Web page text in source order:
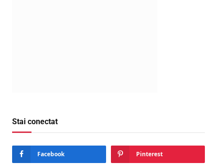
Stai conectat
Facebook Pinterest